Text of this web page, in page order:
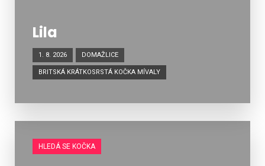
Lila
1. 8. 2026 DOMAŽLICE
BRITSKÁ KRÁTKOSRSTÁ KOČKA MÍVALY
HLEDÁ SE KOČKA